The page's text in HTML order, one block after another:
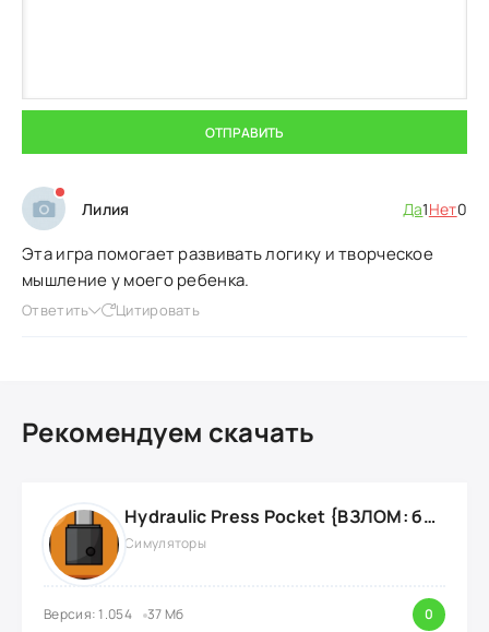
ОТПРАВИТЬ
Лилия Да1Нет0
Эта игра помогает развивать логику и творческое
мышление у моего ребенка.
Ответить Цитировать
Рекомендуем скачать
Hydraulic Press Pocket {ВЗЛОМ: бесконечные деньги}
Симуляторы
Версия: 1.054 37 Мб 0